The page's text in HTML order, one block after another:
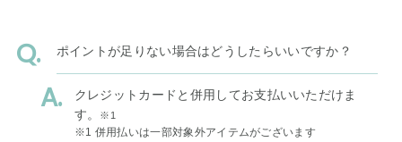
ポイントが足りない場合はどうしたらいいですか？
クレジットカードと併用してお支払いいただけま
す。
※1
※1 併用払いは一部対象外アイテムがございます